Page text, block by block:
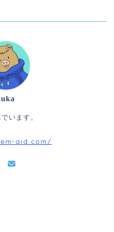
います。
aid.com/